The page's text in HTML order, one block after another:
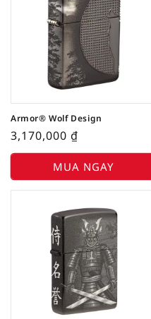
Armor® Wolf Design
3,170,000 ₫
MUA NGAY